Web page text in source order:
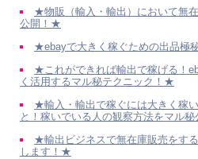
★物販（輸入・輸出）において無
公開！★
★ebayで大きく稼ぐための出品極
★これができれば輸出で稼げる！
く活用するマル秘テクニック！★
★輸入・輸出で稼ぐには大きく稼
と！稼いでいる人の観察方法をマル
★輸出ビジネスで無在庫販売をす
します！★